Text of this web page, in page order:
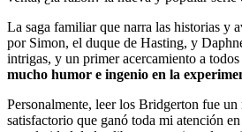
La saga familiar que narra las historias y
por Simon, el duque de Hasting, y
intrigas, y un primer acercamiento a
mucho humor e ingenio en la
Personalmente, leer los Bridgerton fue
satisfactorio que ganó toda mi atención